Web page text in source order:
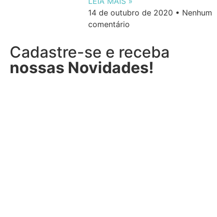
14 de outubro de 2020
Nenhum
comentário
Cadastre-se e receba
nossas Novidades!